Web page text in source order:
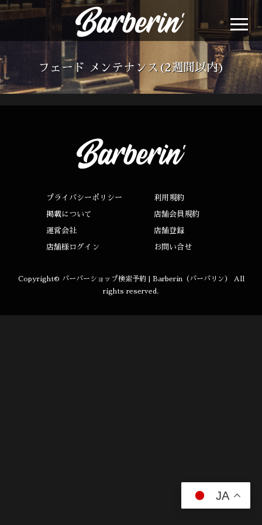
フェード メンテナンス(2週間以内)
プライバシーポリシー 利用規約
掲載について 店舗会員規約
運営会社 店舗登録
店舗様ログイン お問い合せ
Copyright© バーバーショップ検索予約 | Barberin（バーバリン）
All
rights reserved.
JA